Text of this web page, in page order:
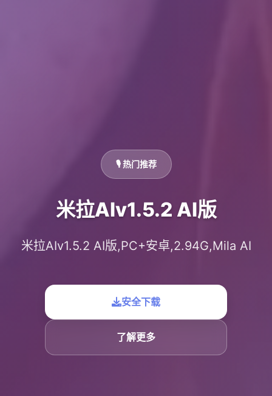
🎙️ 热门推荐
米拉AIv1.5.2 AI版
米拉AIv1.5.2 AI版,PC+安卓,2.94G,Mila AI
安全下载
了解更多